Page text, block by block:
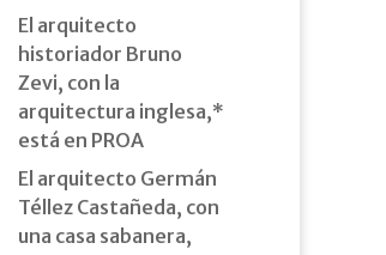
El arquitecto
historiador Bruno
Zevi, con la
arquitectura inglesa,*
está en PROA
El arquitecto Germán
Téllez Castañeda, con
una casa sabanera,